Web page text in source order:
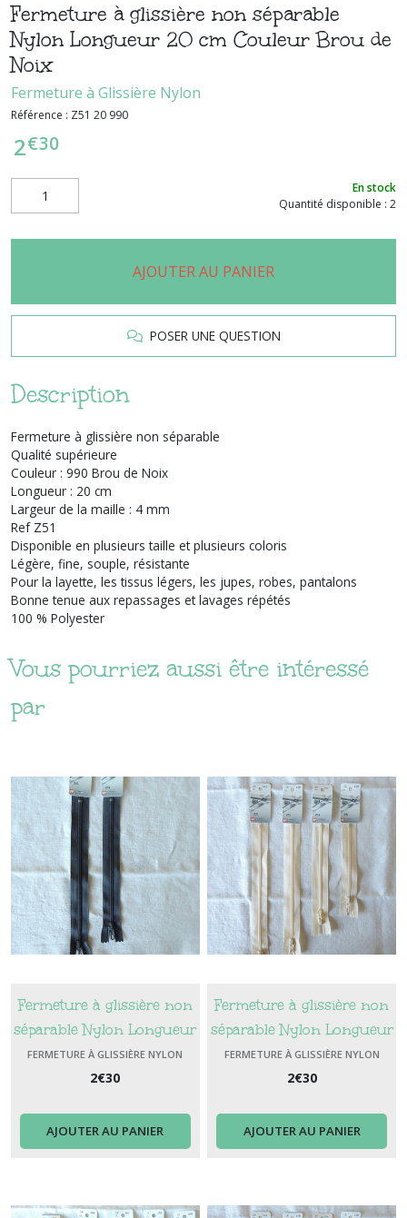
Fermeture à glissière non séparable
Nylon Longueur 20 cm Couleur Brou de
Noix
Fermeture à Glissière Nylon
Référence : Z51 20 990
2€30
En stock
Quantité disponible : 2
AJOUTER AU PANIER
POSER UNE QUESTION
Description
Fermeture à glissière non séparable
Qualité supérieure
Couleur : 990 Brou de Noix
Longueur : 20 cm
Largeur de la maille : 4 mm
Ref Z51
Disponible en plusieurs taille et plusieurs coloris
Légère, fine, souple, résistante
Pour la layette, les tissus légers, les jupes, robes, pantalons
Bonne tenue aux repassages et lavages répétés
100 % Polyester
Vous pourriez aussi être intéressé
par
Fermeture à glissière non
séparable Nylon Longueur
20 cm Couleur Anthracyte
FERMETURE À GLISSIÈRE NYLON
2€30
AJOUTER AU PANIER
Fermeture à glissière non
séparable Nylon Longueur
15 cm Couleur Ecru
FERMETURE À GLISSIÈRE NYLON
2€30
AJOUTER AU PANIER